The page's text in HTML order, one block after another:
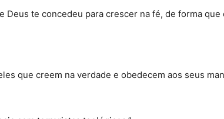
Deus te concedeu para crescer na fé, de forma
que creem na verdade e obedecem aos seus